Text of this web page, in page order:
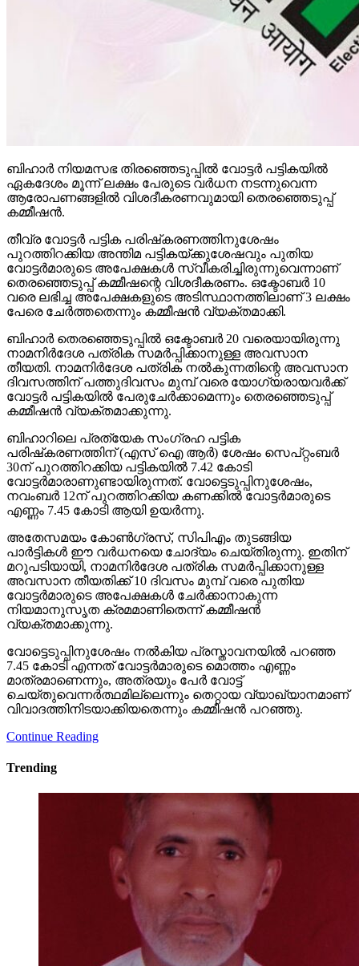
ബിഹാര്‍ നിയമസഭ തിരഞ്ഞെടുപ്പില്‍ വോട്ടര്‍ പട്ടികയില്‍
ഏകദേശം മൂന്ന് ലക്ഷം പേരുടെ വര്‍ധന നടന്നുവെന്ന
ആരോപണങ്ങളില്‍ വിശദീകരണവുമായി തെരഞ്ഞെടുപ്പ്
കമ്മീഷന്‍.
തീവ്ര വോട്ടര്‍ പട്ടിക പരിഷ്‌കരണത്തിനുശേഷം
പുറത്തിറക്കിയ അന്തിമ പട്ടികയ്ക്കുശേഷവും പുതിയ
വോട്ടര്‍മാരുടെ അപേക്ഷകള്‍ സ്വീകരിച്ചിരുന്നുവെന്നാണ്
തെരഞ്ഞെടുപ്പ് കമ്മീഷന്റെ വിശദീകരണം. ഒക്ടോബര്‍ 10
വരെ ലഭിച്ച അപേക്ഷകളുടെ അടിസ്ഥാനത്തിലാണ് 3 ലക്ഷം
പേരെ ചേര്‍ത്തതെന്നും കമ്മീഷന്‍ വ്യക്തമാക്കി.
ബിഹാര്‍ തെരഞ്ഞെടുപ്പില്‍ ഒക്ടോബര്‍ 20 വരെയായിരുന്നു
നാമനിര്‍ദേശ പത്രിക സമര്‍പ്പിക്കാനുള്ള അവസാന
തീയതി. നാമനിര്‍ദേശ പത്രിക നല്‍കുന്നതിന്റെ അവസാന
ദിവസത്തിന് പത്തുദിവസം മുമ്പ് വരെ യോഗ്യരായവര്‍ക്ക്
വോട്ടര്‍ പട്ടികയില്‍ പേരുചേര്‍ക്കാമെന്നും തെരഞ്ഞെടുപ്പ്
കമ്മീഷന്‍ വ്യക്തമാക്കുന്നു.
ബിഹാറിലെ പ്രത്യേക സംഗ്രഹ പട്ടിക
പരിഷ്‌കരണത്തിന് (എസ് ഐ ആര്‍) ശേഷം സെപ്റ്റംബര്‍
30ന് പുറത്തിറക്കിയ പട്ടികയില്‍ 7.42 കോടി
വോട്ടര്‍മാരാണുണ്ടായിരുന്നത്. വോട്ടെടുപ്പിനുശേഷം,
നവംബര്‍ 12ന് പുറത്തിറക്കിയ കണക്കില്‍ വോട്ടര്‍മാരുടെ
എണ്ണം 7.45 കോടി ആയി ഉയര്‍ന്നു.
അതേസമയം കോണ്‍ഗ്രസ്, സിപിഎം തുടങ്ങിയ
പാര്‍ട്ടികള്‍ ഈ വര്‍ധനയെ ചോദ്യം ചെയ്തിരുന്നു. ഇതിന്
മറുപടിയായി, നാമനിര്‍ദേശ പത്രിക സമര്‍പ്പിക്കാനുള്ള
അവസാന തീയതിക്ക് 10 ദിവസം മുമ്പ് വരെ പുതിയ
വോട്ടര്‍മാരുടെ അപേക്ഷകള്‍ ചേര്‍ക്കാനാകുന്ന
നിയമാനുസൃത ക്രമമാണിതെന്ന് കമ്മീഷന്‍
വ്യക്തമാക്കുന്നു.
വോട്ടെടുപ്പിനുശേഷം നല്‍കിയ പ്രസ്താവനയില്‍ പറഞ്ഞ
7.45 കോടി എന്നത് വോട്ടര്‍മാരുടെ മൊത്തം എണ്ണം
മാത്രമാണെന്നും, അത്രയും പേര്‍ വോട്ട്
ചെയ്തുവെന്നര്‍ത്ഥമില്ലെന്നും തെറ്റായ വ്യാഖ്യാനമാണ്
വിവാദത്തിനിടയാക്കിയതെന്നും കമ്മീഷന്‍ പറഞ്ഞു.
Continue Reading
Trending